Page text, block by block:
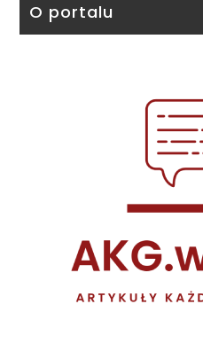
O portalu